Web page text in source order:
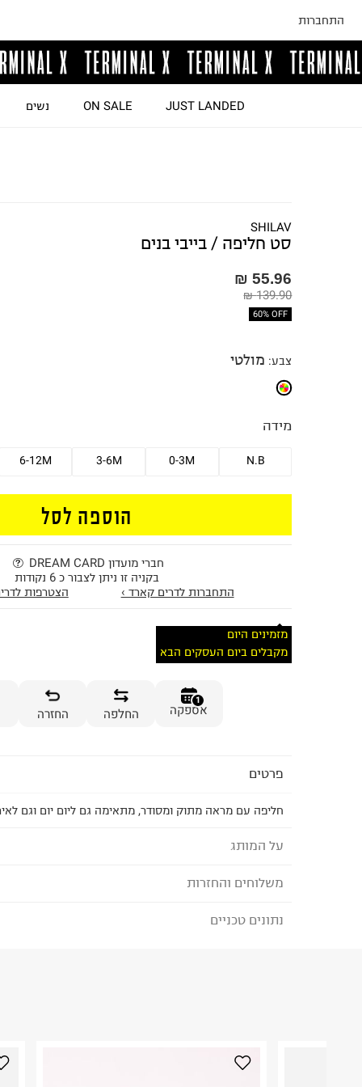
התחברות
JUST LANDED
ON SALE נשים
SHILAV
סט חליפה / בייבי בנים
55.96 ₪
139.90 ₪
60% OFF
צבע: מולטי
מידה
N.B
0-3M
3-6M
6-12M
הוספה לסל
חברי מועדון DREAM CARD
בקניה זו ניתן לצבור כ 6 נקודות
התחברות לדרים קארד ›
הצטרפות
מזמינים היום
מקבלים ביום העסקים הבא
1
אספקה החלפה החזרה
פרטים
חליפה עם מראה מתוק ומסודר, מתאימה גם ליום יום וגם
על המותג
SHILAV - שילב
משלוחים והחזרות
לבחירת בשיטת המשלוח המתאימה לכם,
לפני החזרת החבילה, חשוב להדביק את מדבקת
נתונים טכניים